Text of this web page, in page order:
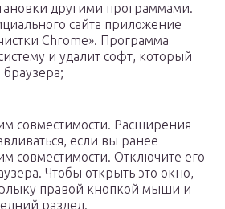
другими программами.
сайта приложение
Chrome». Программа
и удалит софт, который
совместимости. Расширения
если вы ранее
совместимости. Отключите его
Чтобы открыть это окно,
правой кнопкой мыши и
раздел.